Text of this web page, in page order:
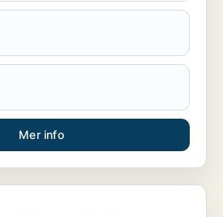
Mer info
eller showroom för uthyrning i